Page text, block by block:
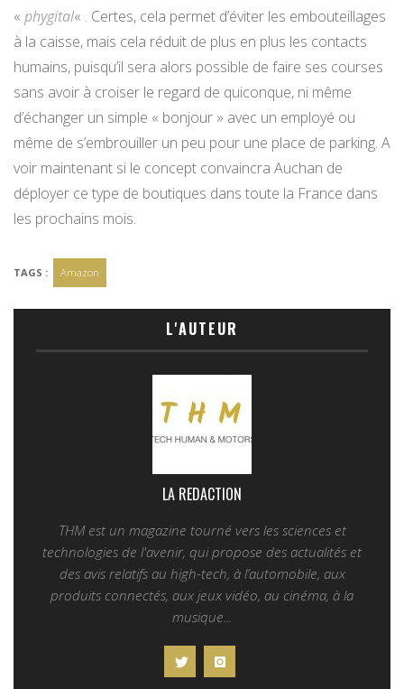
« phygital« . Certes, cela permet d’éviter les embouteillages
à la caisse, mais cela réduit de plus en plus les contacts
humains, puisqu’il sera alors possible de faire ses courses
sans avoir à croiser le regard de quiconque, ni même
d’échanger un simple « bonjour » avec un employé ou
même de s’embrouiller un peu pour une place de parking. A
voir maintenant si le concept convaincra Auchan de
déployer ce type de boutiques dans toute la France dans
les prochains mois.
TAGS : Amazon
L'AUTEUR
LA REDACTION
THM est un magazine tourné vers les sciences et
technologies de l'avenir, qui propose des actualités et
des avis relatifs au high-tech, à l’automobile, aux
produits connectés, aux jeux vidéo, au cinéma, à la
musique...